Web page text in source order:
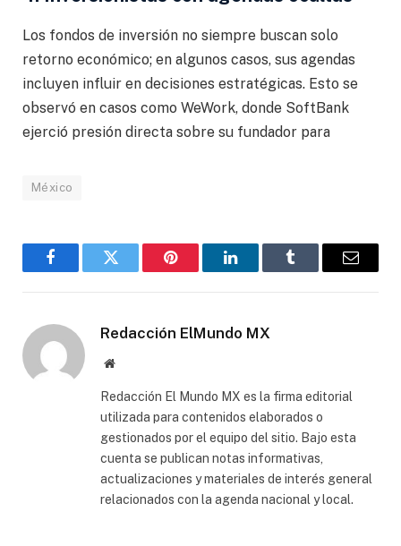
Los fondos de inversión no siempre buscan solo
retorno económico; en algunos casos, sus agendas
incluyen influir en decisiones estratégicas. Esto se
observó en casos como WeWork, donde SoftBank
ejerció presión directa sobre su fundador para
México
FacebookGorjeo Pinterest LinkedInTumblr
Correo
Redacción ElMundo MX
Sitio
Redacción El Mundo MX es la firma editorial
utilizada para contenidos elaborados o
gestionados por el equipo del sitio. Bajo esta
cuenta se publican notas informativas,
actualizaciones y materiales de interés general
relacionados con la agenda nacional y local.